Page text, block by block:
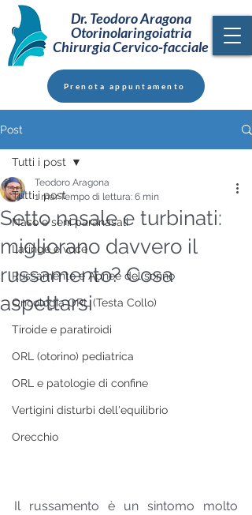
Dr. Teodoro Aragona
Otorinolaringoiatria
Chirurgia Cervico-facciale
Prenota appuntamento
Post
Tutti i post
Naso e seni paranasali
Laringe e voce
Russamento e Apnee del sonno
Oncologia ORL (Testa Collo)
Tiroide e paratiroidi
ORL (otorino) pediatrica
ORL e patologie di confine
Vertigini disturbi dell'equilibrio
Orecchio
Tutti i post
Setto nasale e turbinati:
migliorano davvero il
russamento? Cosa
aspettarsi
Teodoro Aragona
1 marTempo di lettura: 6 min
Il russamento è un sintomo molto